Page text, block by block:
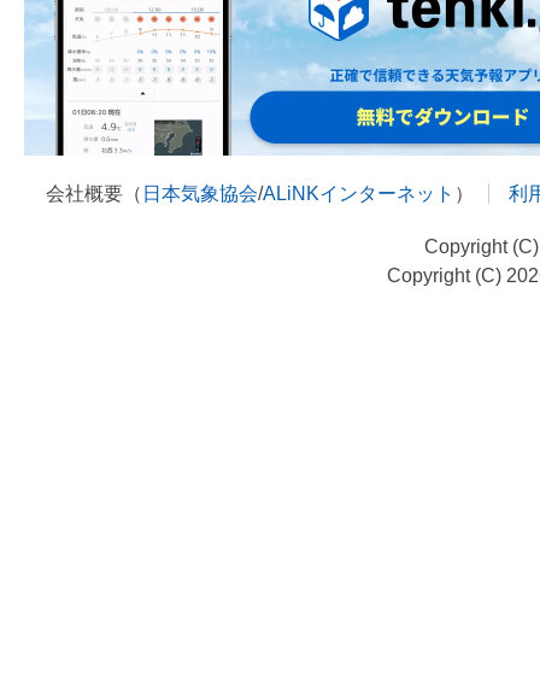
会社概要（ 日本気象協会/ALiNKインターネット ） 利
Copyright
Copyright (C)